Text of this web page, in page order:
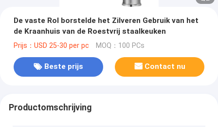
De vaste Rol borstelde het Zilveren Gebruik van het
de Kraanhuis van de Roestvrij staalkeuken
Prijs：USD 25-30 per pc MOQ：100 PCs
Beste prijs Contact nu
Productomschrijving